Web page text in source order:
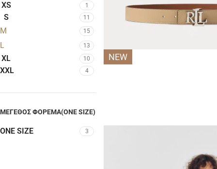
XS 1
S 11
M 15
L 13
XL 10
XXL 4
ΜΈΓΕΘΟΣ ΦΌΡΕΜΑ(ONE SIZE)
ONE SIZE 3
NEW